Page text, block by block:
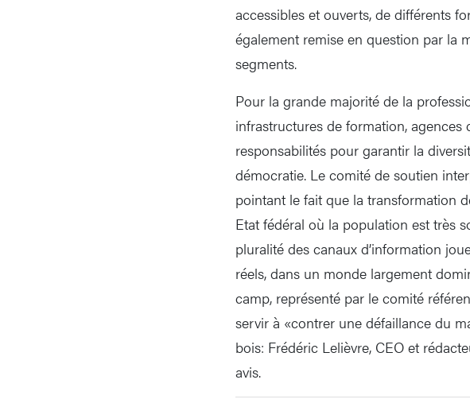
accessibles et ouverts, de différents
également remise en question par la
segments.
Pour la grande majorité de la
infrastructures de formation,
responsabilités pour garantir la
démocratie. Le comité de soutien
pointant le fait que la transformation
Etat fédéral où la population est très
pluralité des canaux d’information
réels, dans un monde largement
camp, représenté par le comité
servir à «contrer une défaillance du
bois: Frédéric Lelièvre, CEO et
avis.